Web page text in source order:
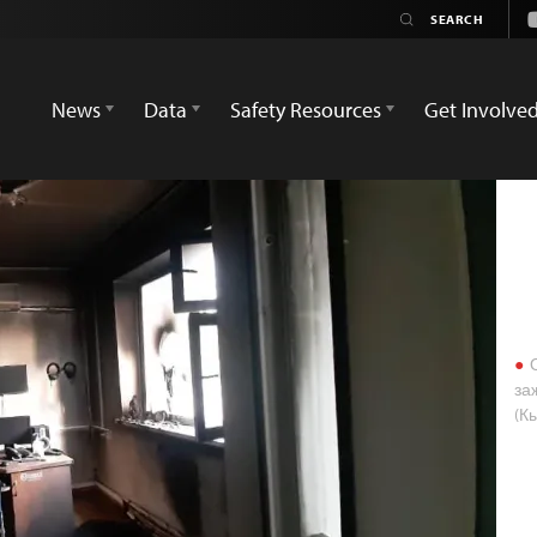
News
Data Safety Resources Get Involved